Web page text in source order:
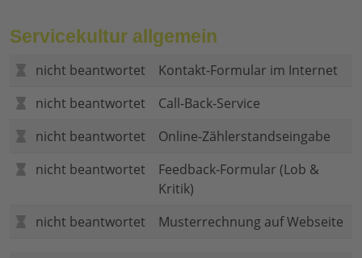
Servicekultur allgemein
nicht beantwortet
Kontakt-Formular im Internet
nicht beantwortet
Call-Back-Service
nicht beantwortet
Online-Zählerstandseingabe
nicht beantwortet
Feedback-Formular (Lob &
Kritik)
nicht beantwortet
Musterrechnung auf Webseite